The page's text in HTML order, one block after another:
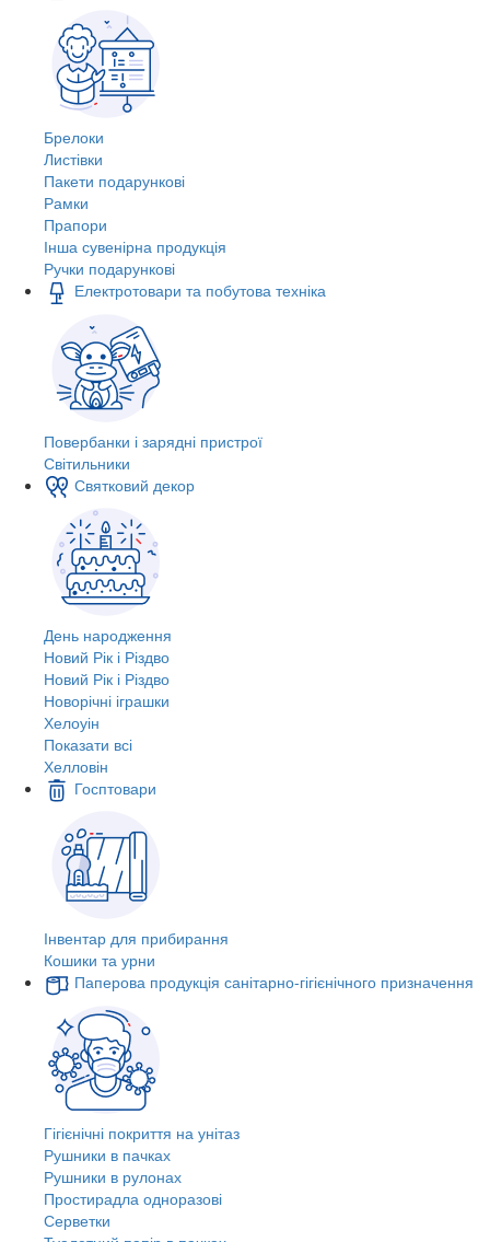
Брелоки
Листівки
Пакети подарункові
Рамки
Прапори
Інша сувенірна продукція
Ручки подарункові
Електротовари та побутова техніка
Повербанки і зарядні пристрої
Світильники
Святковий декор
День народження
Новий Рік і Різдво
Новий Рік і Різдво
Новорічні іграшки
Хелоуін
Показати всі
Хелловін
Госптовари
Інвентар для прибирання
Кошики та урни
Паперова продукція санітарно-гігієнічного призначення
Гігієнічні покриття на унітаз
Рушники в пачках
Рушники в рулонах
Простирадла одноразові
Серветки